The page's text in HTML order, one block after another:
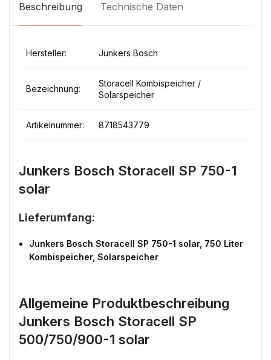
Beschreibung Technische Daten
Hersteller: Junkers Bosch
Bezeichnung:
Storacell Kombispeicher /
Solarspeicher
Artikelnummer: 8718543779
Junkers Bosch Storacell SP 750-1
solar
Lieferumfang:
Junkers Bosch Storacell SP 750-1 solar, 750 Liter
Kombispeicher, Solarspeicher
Allgemeine Produktbeschreibung
Junkers Bosch Storacell SP
500/750/900-1 solar